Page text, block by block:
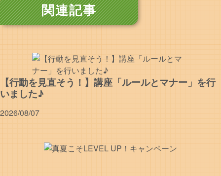
関連記事
【行動を見直そう！】講座「ルールとマナー」を行
いました♪
2026/08/07